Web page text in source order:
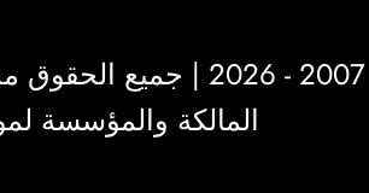
المالكة والمؤسسة